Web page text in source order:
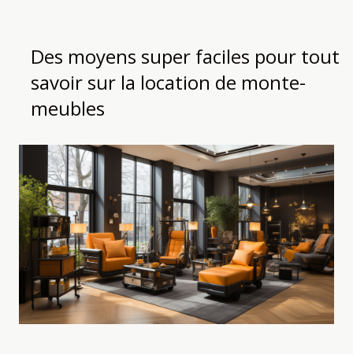
Des moyens super faciles pour tout
savoir sur la location de monte-
meubles